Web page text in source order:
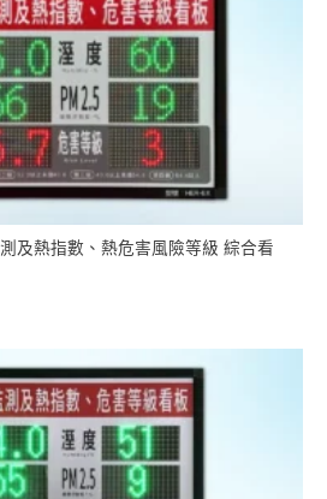
及熱指數、熱危害風險等級 綜合看